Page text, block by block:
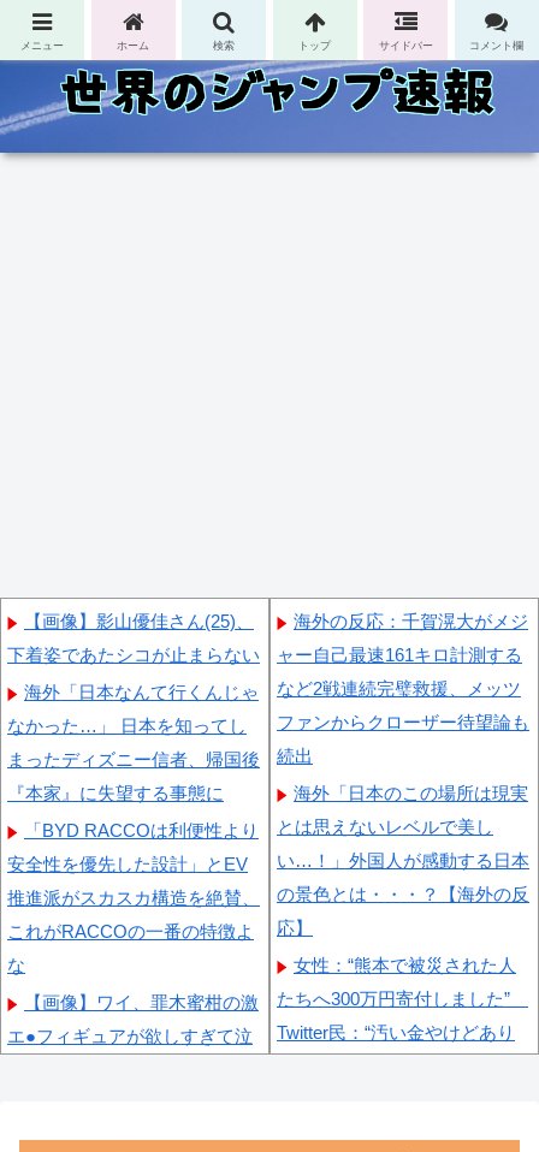
コンテンツへスキップ
【画像】影山優佳さん(25)、
下着姿であたシコが止まらない
海外「日本なんて行くんじゃ
なかった…」 日本を知ってし
まったディズニー信者、帰国後
『本家』に失望する事態に
「BYD RACCOは利便性より
安全性を優先した設計」とEV
推進派がスカスカ構造を絶賛、
これがRACCOの一番の特徴よ
な
【画像】ワイ、罪木蜜柑の激
エ●フィギュアが欲しすぎて泣
し、ネタの量がバグってると話
海外の反応：千賀滉大がメジ
ャー自己最速161キロ計測する
など2戦連続完璧救援、メッツ
ファンからクローザー待望論も
続出
海外「日本のこの場所は現実
とは思えないレベルで美し
い…！」外国人が感動する日本
の景色とは・・・？【海外の反
応】
女性：“熊本で被災された人
たちへ300万円寄付しました”
Twitter民：“汚い金やけどあり
遂げる日本の医療チーム、海外
メニュー ホーム 検索 トップ サイドバー コメント欄